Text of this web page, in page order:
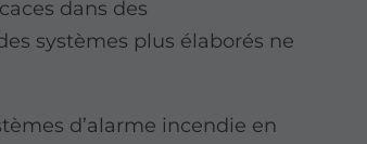
dans des
systèmes plus élaborés ne
d’alarme incendie en